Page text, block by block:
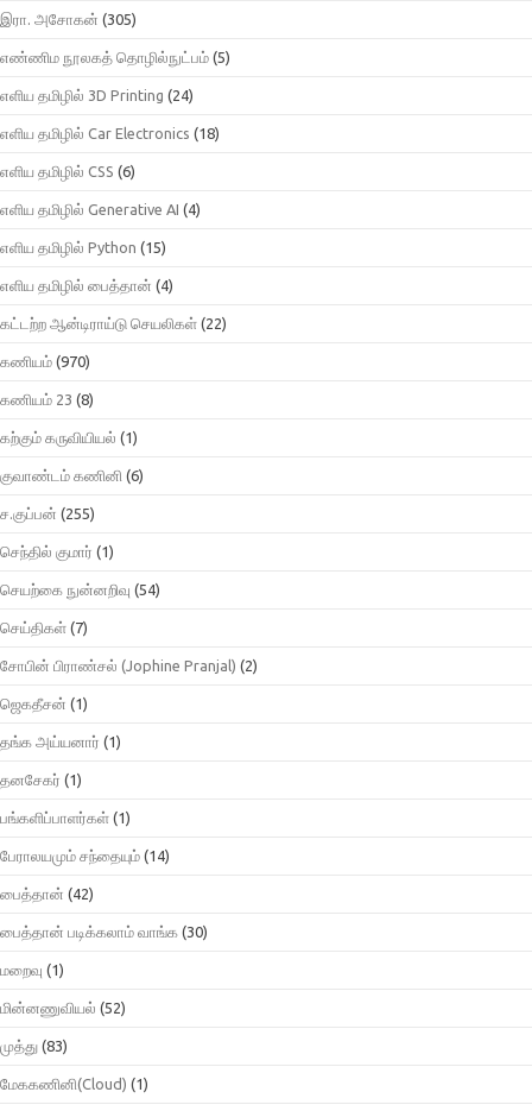
இரா. அசோகன் (305)
எண்ணிம நூலகத் தொழில்நுட்பம் (5)
எளிய தமிழில் 3D Printing (24)
எளிய தமிழில் Car Electronics (18)
எளிய தமிழில் CSS (6)
எளிய தமிழில் Generative AI (4)
எளிய தமிழில் Python (15)
எளிய தமிழில் பைத்தான் (4)
கட்டற்ற ஆன்டிராய்டு செயலிகள் (22)
கணியம் (970)
கணியம் 23 (8)
கற்கும் கருவியியல் (1)
குவாண்டம் கணினி (6)
ச.குப்பன் (255)
செந்தில் குமார் (1)
செயற்கை நுன்னறிவு (54)
செய்திகள் (7)
சோபின் பிராண்சல் (Jophine Pranjal) (2)
ஜெகதீசன் (1)
தங்க அய்யனார் (1)
தனசேகர் (1)
பங்களிப்பாளர்கள் (1)
பேராலயமும் சந்தையும் (14)
பைத்தான் (42)
பைத்தான் படிக்கலாம் வாங்க (30)
மறைவு (1)
மின்னணுவியல் (52)
முத்து (83)
மேககணினி(Cloud) (1)